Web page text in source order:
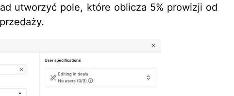
utworzyć pole, które oblicza 5% prowizji od